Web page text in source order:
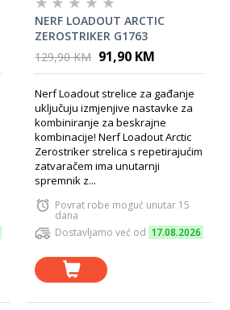
NERF LOADOUT ARCTIC
ZEROSTRIKER G1763
129,90 KM 91,90 KM
Nerf Loadout strelice za gađanje
uključuju izmjenjive nastavke za
kombiniranje za beskrajne
kombinacije! Nerf Loadout Arctic
Zerostriker strelica s repetirajućim
zatvaračem ima unutarnji
spremnik z...
Povrat robe moguć unutar 15
dana
Dostavljamo već od 17.08.2026